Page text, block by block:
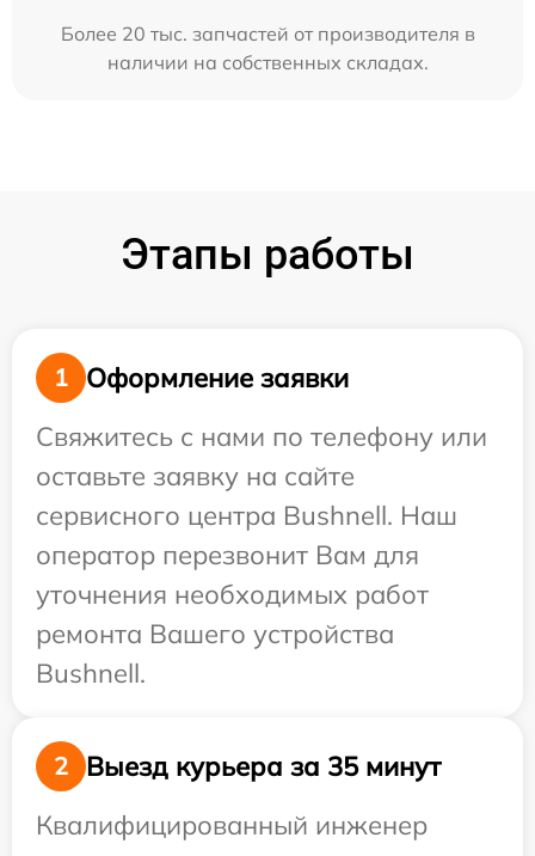
Более 20 тыс. запчастей от производителя в
наличии на собственных складах.
Этапы работы
1
Оформление заявки
Свяжитесь с нами по телефону или
оставьте заявку на сайте
сервисного центра Bushnell. Наш
оператор перезвонит Вам для
уточнения необходимых работ
ремонта Вашего устройства
Bushnell.
2
Выезд курьера за 35 минут
Квалифицированный инженер